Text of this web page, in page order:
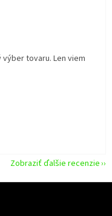
5 hviezdičiek.
tovaru. Len viem
5 hviezdičiek.
Zobraziť ďalšie recenzie